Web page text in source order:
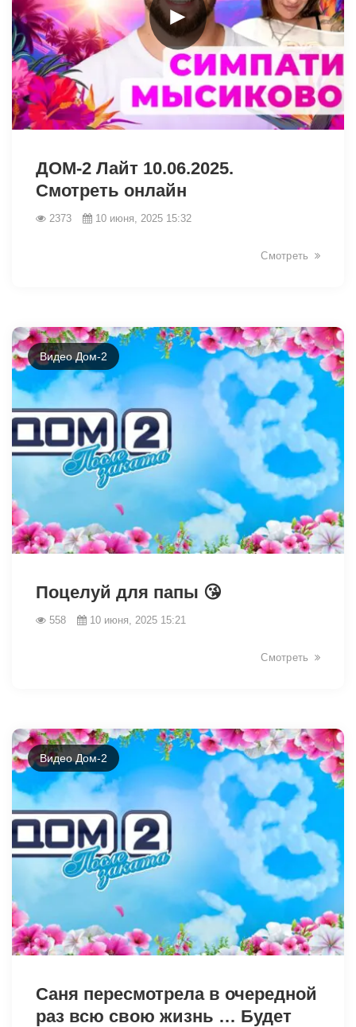
►
ДОМ-2 Лайт 10.06.2025.
Смотреть онлайн
2373 10 июня, 2025 15:32
Смотреть
Видео Дом-2
Поцелуй для папы 😘
558 10 июня, 2025 15:21
Смотреть
Видео Дом-2
Саня пересмотрела в очередной
раз всю свою жизнь … Будет